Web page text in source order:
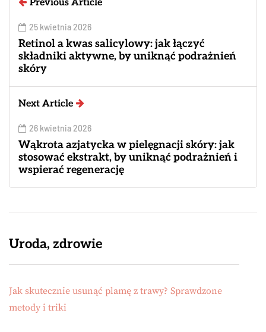
Previous Article
25 kwietnia 2026
Retinol a kwas salicylowy: jak łączyć
składniki aktywne, by uniknąć podrażnień
skóry
Next Article
26 kwietnia 2026
Wąkrota azjatycka w pielęgnacji skóry: jak
stosować ekstrakt, by uniknąć podrażnień i
wspierać regenerację
Uroda, zdrowie
Jak skutecznie usunąć plamę z trawy? Sprawdzone
metody i triki